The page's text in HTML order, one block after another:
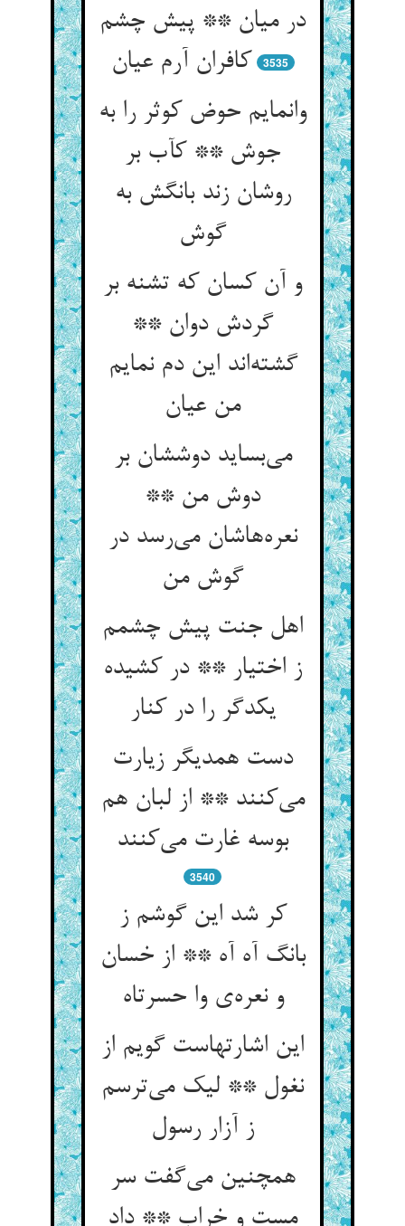
در میان ** پیش چشم
کافران آرم عیان‌‌
3535
وانمایم حوض کوثر را به
جوش ** کآب بر
روشان زند بانگش به
و آن کسان که تشنه بر
گردش دوان **
گشته‌‌اند این دم نمایم
می‌‌بساید دوششان بر
دوش من **
نعره‌‌هاشان می‌‌رسد در
اهل جنت پیش چشمم
ز اختیار ** در کشیده
یکدگر را در کنار
دست همدیگر زیارت
می‌‌کنند ** از لبان هم
بوسه غارت می‌‌کنند
3540
کر شد این گوشم ز
بانگ آه آه ** از خسان
و نعره‌‌ی وا حسرتاه‌‌
این اشارتهاست گویم از
نغول ** لیک می‌‌ترسم
همچنین می‌‌گفت سر
مست و خراب ** داد